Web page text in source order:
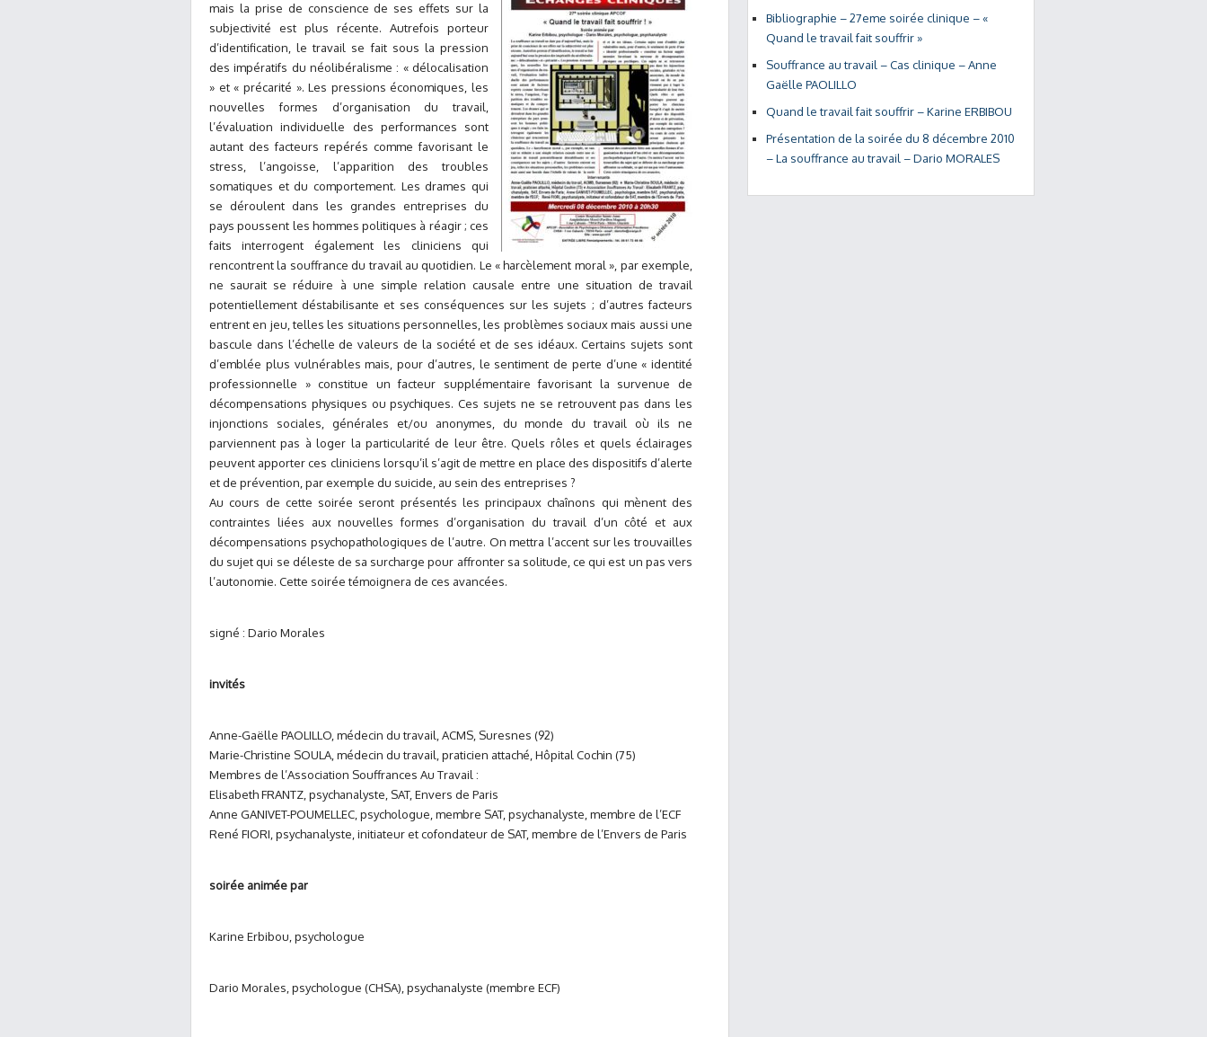
mais la prise de conscience de ses effets sur la
subjectivité est plus récente. Autrefois porteur
d’identification, le travail se fait sous la pression
des impératifs du néolibéralisme : « délocalisation
» et « précarité ». Les pressions économiques, les
nouvelles formes d’organisation du travail,
l’évaluation individuelle des performances sont
autant des facteurs repérés comme favorisant le
stress, l’angoisse, l’apparition des troubles
somatiques et du comportement. Les drames qui
se déroulent dans les grandes entreprises du
pays poussent les hommes politiques à réagir ; ces
faits interrogent également les cliniciens qui
rencontrent la souffrance du travail au quotidien. Le « harcèlement moral », par exemple,
ne saurait se réduire à une simple relation causale entre une situation de travail
potentiellement déstabilisante et ses conséquences sur les sujets ; d’autres facteurs
entrent en jeu, telles les situations personnelles, les problèmes sociaux mais aussi une
bascule dans l’échelle de valeurs de la société et de ses idéaux. Certains sujets sont
d’emblée plus vulnérables mais, pour d’autres, le sentiment de perte d’une « identité
professionnelle » constitue un facteur supplémentaire favorisant la survenue de
décompensations physiques ou psychiques. Ces sujets ne se retrouvent pas dans les
injonctions sociales, générales et/ou anonymes, du monde du travail où ils ne
parviennent pas à loger la particularité de leur être. Quels rôles et quels éclairages
peuvent apporter ces cliniciens lorsqu’il s’agit de mettre en place des dispositifs d’alerte
et de prévention, par exemple du suicide, au sein des entreprises ?
Au cours de cette soirée seront présentés les principaux chaînons qui mènent des
contraintes liées aux nouvelles formes d’organisation du travail d’un côté et aux
décompensations psychopathologiques de l’autre. On mettra l’accent sur les trouvailles
du sujet qui se déleste de sa surcharge pour affronter sa solitude, ce qui est un pas vers
l’autonomie. Cette soirée témoignera de ces avancées.
signé : Dario Morales
invités
Anne-Gaëlle PAOLILLO, médecin du travail, ACMS, Suresnes (92)
Marie-Christine SOULA, médecin du travail, praticien attaché, Hôpital Cochin (75)
Membres de l’Association Souffrances Au Travail :
Elisabeth FRANTZ, psychanalyste, SAT, Envers de Paris
Anne GANIVET-POUMELLEC, psychologue, membre SAT, psychanalyste, membre de l’ECF
René FIORI, psychanalyste, initiateur et cofondateur de SAT, membre de l’Envers de Paris
soirée animée par
Karine Erbibou, psychologue
Dario Morales, psychologue (CHSA), psychanalyste (membre ECF)
Bibliographie – 27eme soirée clinique – «
Quand le travail fait souffrir »
Souffrance au travail – Cas clinique – Anne
Gaëlle PAOLILLO
Quand le travail fait souffrir – Karine ERBIBOU
Présentation de la soirée du 8 décembre 2010
– La souffrance au travail – Dario MORALES